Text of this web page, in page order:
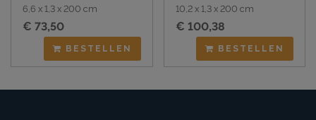
6,6 x 1,3 x 200 cm
€ 73,50
BESTELLEN
10,2 x 1,3 x 200 cm
€ 100,38
BESTELLEN